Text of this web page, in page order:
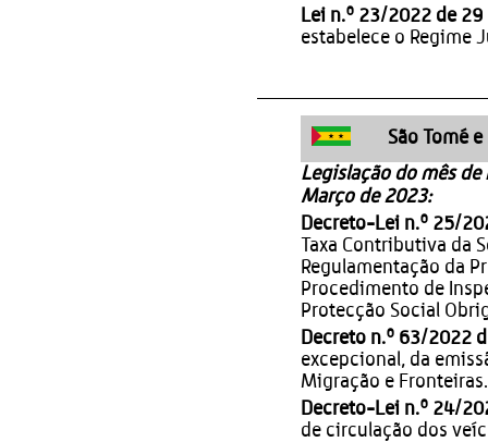
Lei n.º 23/2022 de 29
estabelece o Regime
São Tomé
Legislação do mês
Março de 2023:
Decreto-Lei n.º 25/
Taxa Contributiva da
Regulamentação da
Procedimento de
Protecção Social
Decreto n.º 63/2022
excepcional, da
Migração e Fronteiras.
Decreto-Lei n.º 24/
de circulação dos